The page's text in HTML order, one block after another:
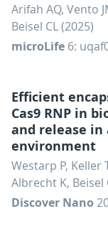
Arifah AQ, Vento
Beisel CL (2025)
microLife 6:
Efficient
Cas9 RNP in
and release
environment
Westarp P, Keller
Albrecht K, Beisel
Discover Nano